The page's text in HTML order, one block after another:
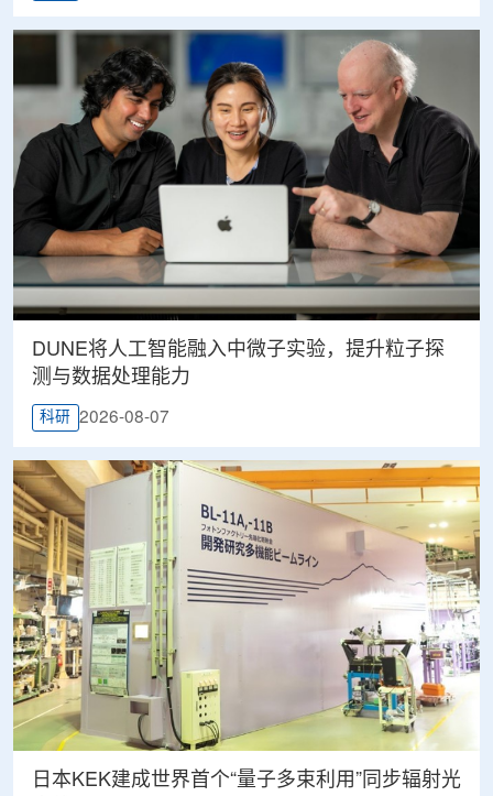
DUNE将人工智能融入中微子实验，提升粒子探
测与数据处理能力
科研 2026-08-07
日本KEK建成世界首个“量子多束利用”同步辐射光